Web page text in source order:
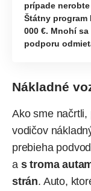
prípade nerobte
Štátny program
000 €. Mnohí
podporu
Nákladné
Ako sme
vodičov
prebieha
a s troma
strán. Auto,